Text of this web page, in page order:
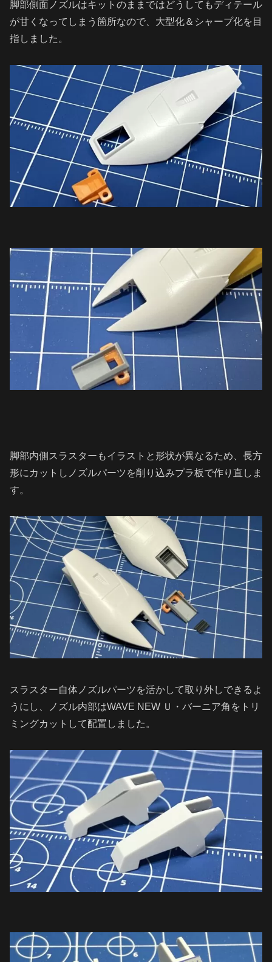
脚部側面ノズルはキットのままではどうしてもディテール
が甘くなってしまう箇所なので、大型化＆シャープ化を目
指しました。
脚部内側スラスターもイラストと形状が異なるため、長方
形にカットしノズルパーツを削り込みプラ板で作り直しま
す。
スラスター自体ノズルパーツを活かして取り外しできるよ
うにし、ノズル内部はWAVE NEW Ｕ・バーニア角をトリ
ミングカットして配置しました。